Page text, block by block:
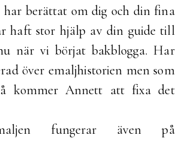
berättat om dig och din fina
haft stor hjälp av din guide till
när vi börjat bakblogga. Har
över emaljhistorien men som
kommer Annett att fixa det
fungerar även på